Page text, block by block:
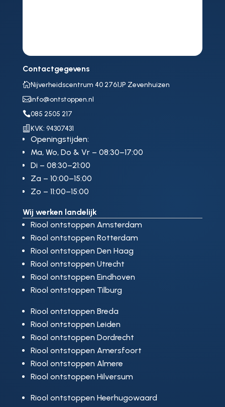
Contactgegevens
Nijverheidscentrum 40 2761JP Zevenhuizen
info@ontstoppen.nl
085 2505 217
 KVK: 94307431
Openingstijden:
Ma, Wo, Do & Vr – 08:30–17:00
Di – 08:30–21:00
Za – 10:00–15:00
Zo – 11:00–15:00
Wij werken landelijk
Riool ontstoppen Amsterdam
Riool ontstoppen Rotterdam
Riool ontstoppen Den Haag
Riool ontstoppen Utrecht
Riool ontstoppen Eindhoven
Riool ontstoppen Tilburg
Riool ontstoppen Breda
Riool ontstoppen Leiden
Riool ontstoppen Dordrecht
Riool ontstoppen Amersfoort
Riool ontstoppen Almere
Riool ontstoppen Hilversum
Riool ontstoppen Heerhugowaard